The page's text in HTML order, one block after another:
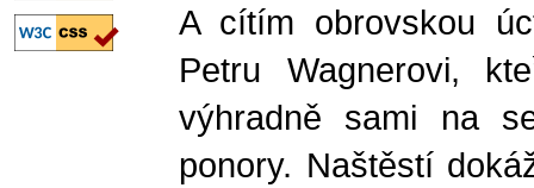
A cítím obrovskou
Petru Wagnerovi,
výhradně sami na
ponory. Naštěstí